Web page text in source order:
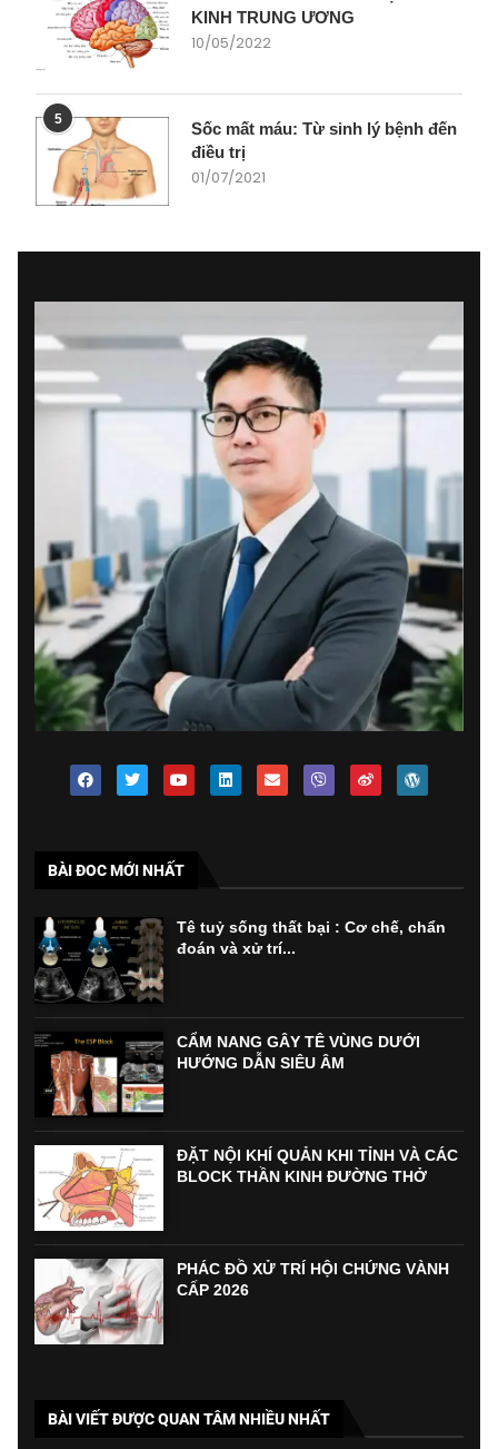
KINH TRUNG ƯƠNG
10/05/2022
5
Sốc mất máu: Từ sinh lý bệnh đến
điều trị
01/07/2021
BÀI ĐOC MỚI NHẤT
Tê tuỷ sống thất bại : Cơ chế, chẩn
đoán và xử trí...
CẨM NANG GÂY TÊ VÙNG DƯỚI
HƯỚNG DẪN SIÊU ÂM
ĐẶT NỘI KHÍ QUẢN KHI TỈNH VÀ CÁC
BLOCK THẦN KINH ĐƯỜNG THỞ
PHÁC ĐỒ XỬ TRÍ HỘI CHỨNG VÀNH
CẤP 2026
BÀI VIẾT ĐƯỢC QUAN TÂM NHIỀU NHẤT